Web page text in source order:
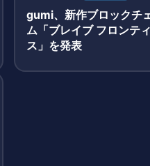
gumi、新作ブロックチ
ム「ブレイブ フロンテ
ス」を発表